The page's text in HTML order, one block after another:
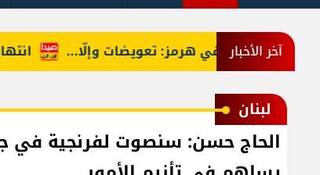
آخر الأخبار انتهاك السقف في هرمز: تعويضات وإلّا...
لبنان
الحاج حسن: سنصوت لفرنجية في